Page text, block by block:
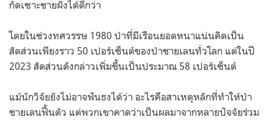
กัดเซาะชายฝั่งได้ดีกว่า
โดยในช่วงทศวรรษ 1980 ป่าที่มีเรือนยอดหนาแน่นคิดเป็น
สัดส่วนเพียงราว 50 เปอร์เซ็นต์ของป่าชายเลนทั่วโลก แต่ในปี
2023 สัดส่วนดังกล่าวเพิ่มขึ้นเป็นประมาณ 58 เปอร์เซ็นต์
แม้นักวิจัยยังไม่อาจฟันธงได้ว่า อะไรคือสาเหตุหลักที่ทำให้ป่า
ชายเลนฟื้นตัว แต่พวกเขาคาดว่าเป็นผลมาจากหลายปัจจัยร่วม